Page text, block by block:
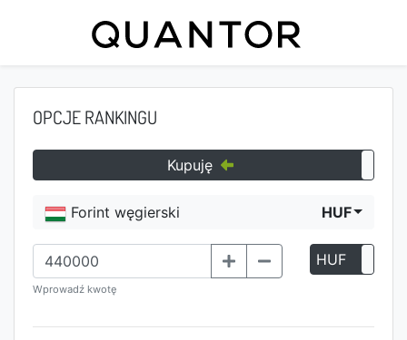
OPCJE RANKINGU
Kupuję
Forint węgierski HUF
Wprowadź kwotę
HUF